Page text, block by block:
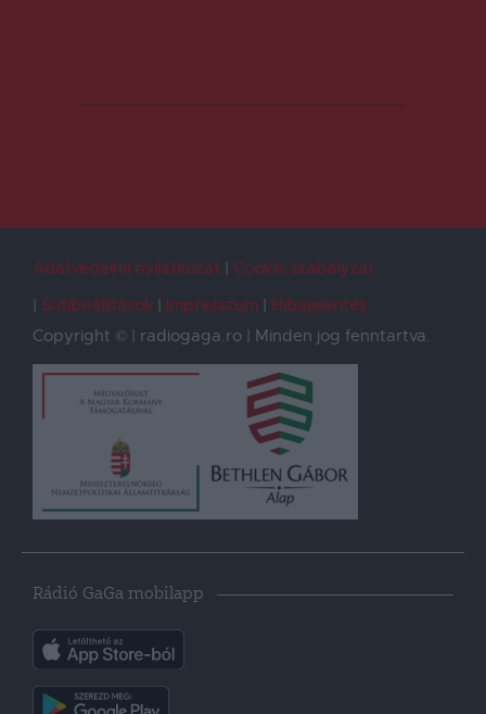
Adatvédelmi nyilatkozat
Cookie szabályzat
Sütibeállítások
Impresszum
Hibajelentés
Copyright © | radiogaga.ro | Minden jog fenntartva.
Rádió GaGa mobilapp